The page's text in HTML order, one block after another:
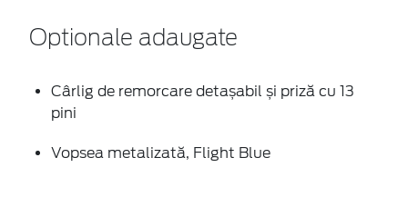
Optionale adaugate
Cârlig de remorcare detașabil și priză cu 13
pini
Vopsea metalizată, Flight Blue